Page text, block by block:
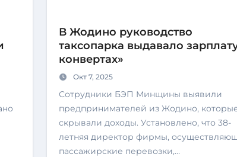
В Жодино руководство
таксопарка выдавало зарплату «в
конвертах»
Окт 7, 2025
Сотрудники БЭП Минщины выявили
предпринимателей из Жодино,
скрывали доходы. Установлено, что 38-
летняя директор фирмы,
пассажирские перевозки,…